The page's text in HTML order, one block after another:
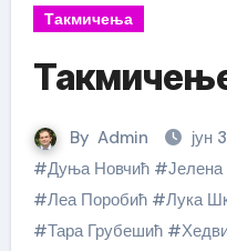
Такмичења
By Admin јун
#Дуња Новчић#Јелена
#Леа Поробић#Лука
#Тара Грубешић#